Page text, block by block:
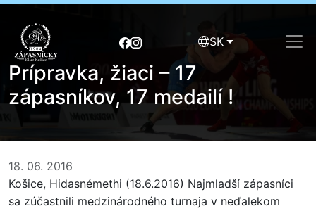
SK
Prípravka, žiaci – 17
zápasníkov, 17 medailí !
18. 06. 2016
Košice, Hidasnémethi (18.6.2016) Najmladší zápasníci
sa zúčastnili medzinárodného turnaja v neďalekom